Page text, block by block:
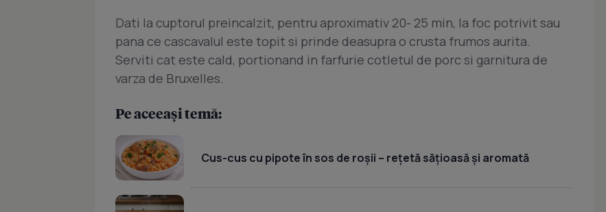
Dati la cuptorul preincalzit, pentru aproximativ 20- 25 min, la foc potrivit sau
pana ce cascavalul este topit si prinde deasupra o crusta frumos aurita.
Serviti cat este cald, portionand in farfurie cotletul de porc si garnitura de
varza de Bruxelles.
Pe aceeași temă:
Cus-cus cu pipote în sos de roșii – rețetă sățioasă și aromată